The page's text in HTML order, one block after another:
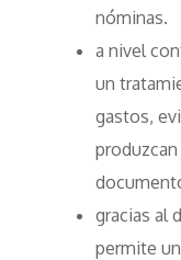
nóminas.
a nivel
un
gastos,
gracias al
permite